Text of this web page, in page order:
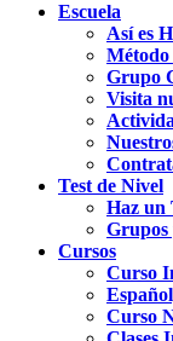
Escuela
Así es
Método
Grupo
Visita
Test de Nivel
Haz un
Grupos
Cursos
Curso
Curso